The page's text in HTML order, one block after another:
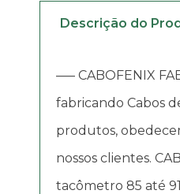
Descrição do
—– CABOFENIX
fabricando Cabos
produtos,
nossos clientes.
tacômetro 85 até